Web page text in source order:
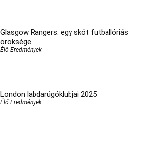
Glasgow Rangers: egy skót futballóriás
öröksége
Élő Eredmények
London labdarúgóklubjai 2025
Élő Eredmények